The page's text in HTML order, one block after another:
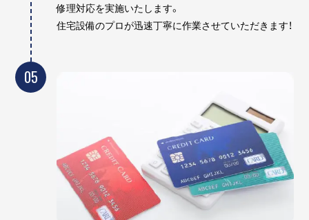
修理対応を実施いたします。
住宅設備のプロが迅速丁寧に作業させていただきます！
05